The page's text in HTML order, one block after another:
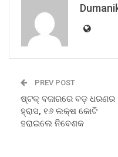
PREV POST
ଷ୍ଟକ୍ ବଜାରରେ ବଡ଼ ଧରଣର
ହ୍ରାସ, ୧୬ ଲକ୍ଷ କୋଟି
ହରାଇଲେ ନିବେଶକ